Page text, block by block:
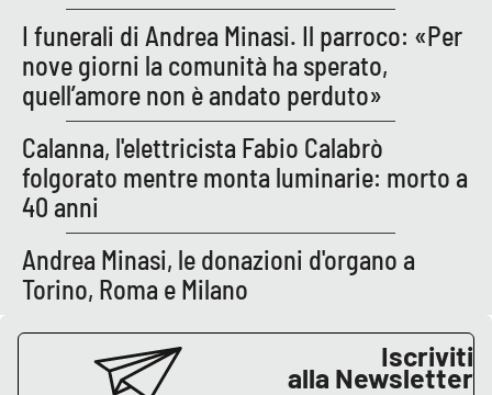
STREAMING
LaC TV
LaC Network
LaC OnAir
EDIZIONI
LOCALI
Crotone
I funerali di Andrea Minasi. Il parroco: «Per
nove giorni la comunità ha sperato,
quell’amore non è andato perduto»
Calanna, l'elettricista Fabio Calabrò
folgorato mentre monta luminarie: morto a
40 anni
Andrea Minasi, le donazioni d'organo a
Torino, Roma e Milano
Iscriviti
alla Newsletter